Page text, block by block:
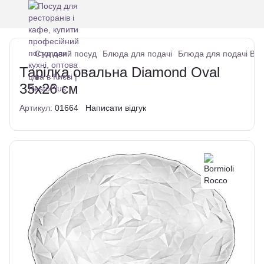
Столовий посуд Блюда для подачі Блюда для подачі
Тарілка овальна Diamond Oval
35x26 см
Артикул: 01664 Написати відгук